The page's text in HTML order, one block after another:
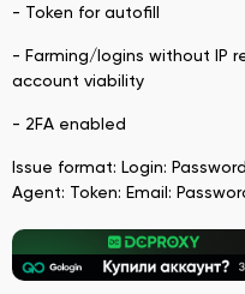
- Token for autofill
- Farming/logins without IP
account viability
- 2FA enabled
Issue format: Login:
Agent: Token: Email: